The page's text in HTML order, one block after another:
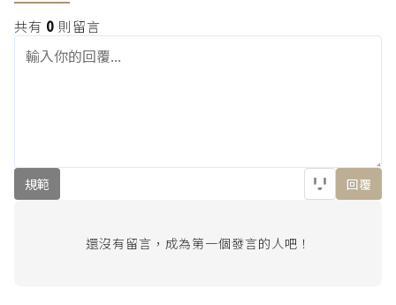
共有 0 則留言
規範 回覆
還沒有留言，成為第一個發言的人吧！